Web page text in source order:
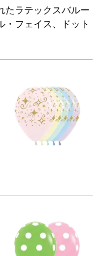
たラテックスバルー
・フェイス、ドット